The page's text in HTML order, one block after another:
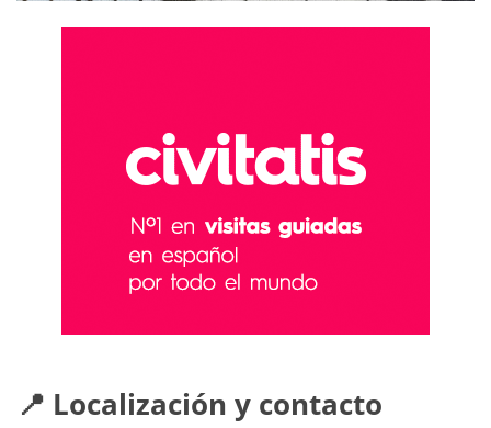
📍 Localización y contacto